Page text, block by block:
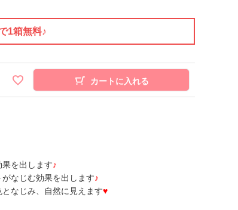
1箱無料♪
カートに入れる
を出します♪
なじむ効果を出します♪
なじみ、自然に見えます♥